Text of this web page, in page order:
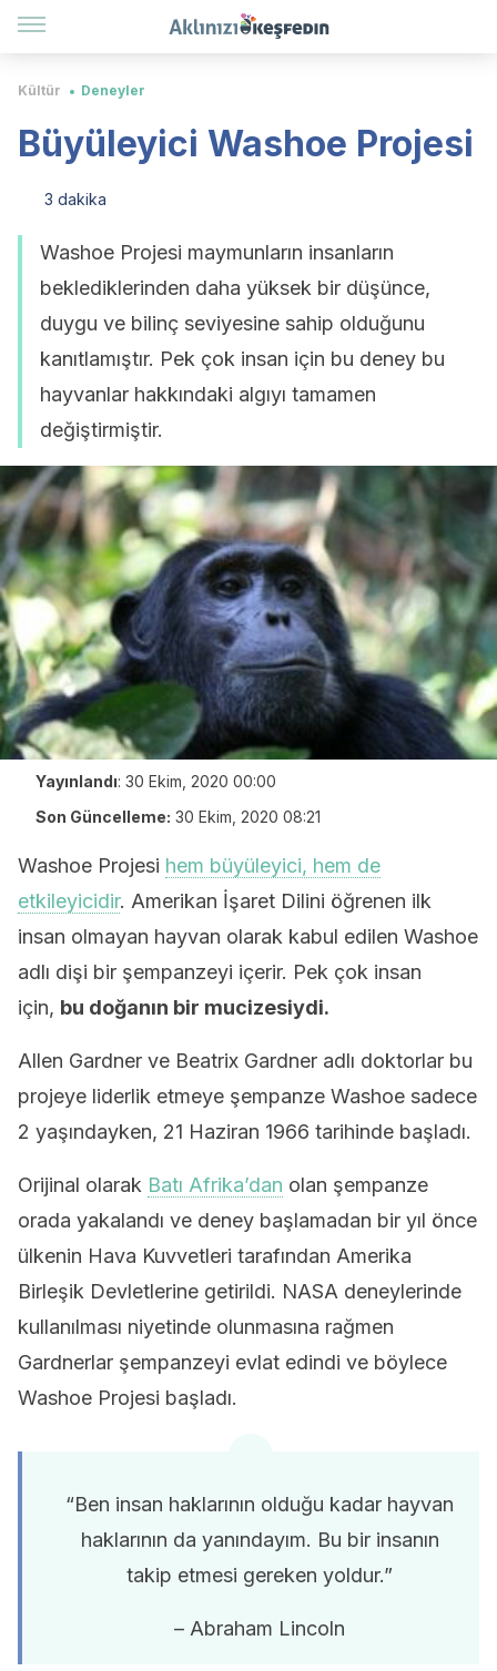
Kültür Deneyler
Büyüleyici Washoe Projesi
3 dakika
Washoe Projesi maymunların insanların
beklediklerinden daha yüksek bir düşünce,
duygu ve bilinç seviyesine sahip olduğunu
kanıtlamıştır. Pek çok insan için bu deney bu
hayvanlar hakkındaki algıyı tamamen
değiştirmiştir.
Yayınlandı: 30 Ekim, 2020 00:00
Son Güncelleme: 30 Ekim, 2020 08:21
Washoe Projesi hem büyüleyici, hem de
etkileyicidir. Amerikan İşaret Dilini öğrenen ilk
insan olmayan hayvan olarak kabul edilen Washoe
adlı dişi bir şempanzeyi içerir. Pek çok insan
için, bu doğanın bir mucizesiydi.
Allen Gardner ve Beatrix Gardner adlı doktorlar bu
projeye liderlik etmeye şempanze Washoe sadece
2 yaşındayken, 21 Haziran 1966 tarihinde başladı.
Orijinal olarak Batı Afrika’dan olan şempanze
orada yakalandı ve deney başlamadan bir yıl önce
ülkenin Hava Kuvvetleri tarafından Amerika
Birleşik Devletlerine getirildi. NASA deneylerinde
kullanılması niyetinde olunmasına rağmen
Gardnerlar şempanzeyi evlat edindi ve böylece
Washoe Projesi başladı.
“Ben insan haklarının olduğu kadar hayvan
haklarının da yanındayım. Bu bir insanın
takip etmesi gereken yoldur.”
– Abraham Lincoln